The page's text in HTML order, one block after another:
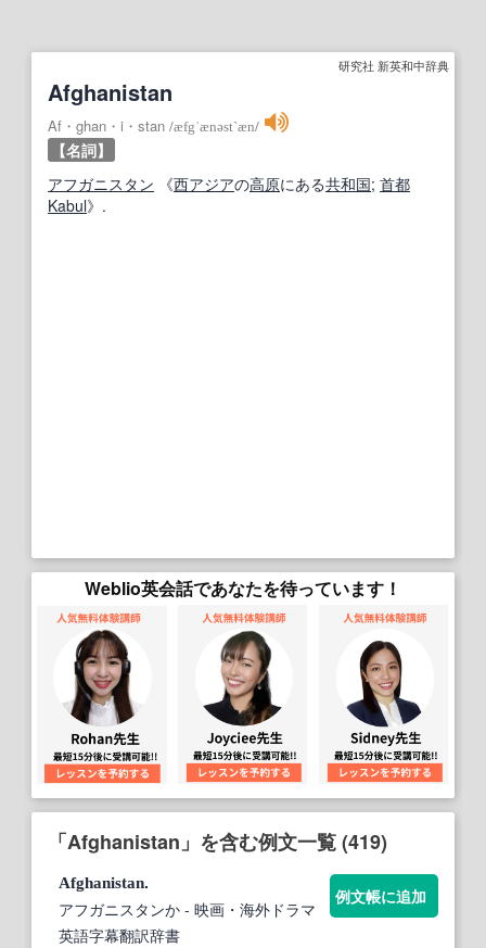
研究社 新英和中辞典
Afghanistan
Af・ghan・i・stan /æfgˈænəst`æn/
【名詞】
アフガニスタン 《西アジアの高原にある共和国; 首都
Kabul》.
Weblio英会話であなたを待っています！
「Afghanistan」を含む例文一覧 (419)
Afghanistan.
アフガニスタンか - 映画・海外ドラマ
英語字幕翻訳辞書
例文帳に追加